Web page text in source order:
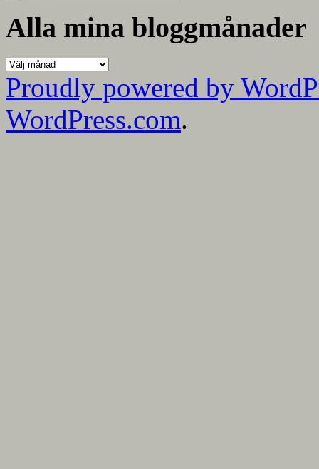
kategorier
Alla mina bloggmånader
Alla
mina
bloggmånader
Proudly powered by
WordPress.com.